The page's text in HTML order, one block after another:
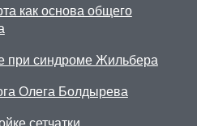
как основа общего
при синдроме Жильбера
Олега Болдырева